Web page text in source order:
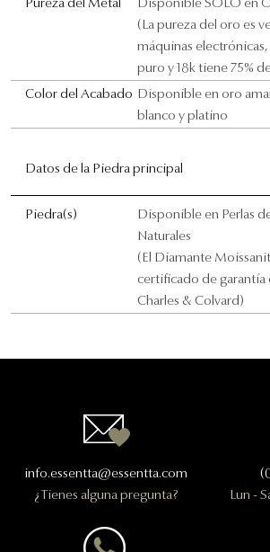
Pureza del Metal
Disponible SOLO en
(La pureza del oro es
máquinas
puro y 18k tiene 75%
Color del Acabado Disponible en oro
blanco y platino
Datos de la Piedra principal
Piedra(s)
Disponible en Perlas
Naturales
(El Diamante
certificado de garantía
Charles & Colvard)
info.essentta@essentta.com
¿Tienes alguna pregunta?
Lun -